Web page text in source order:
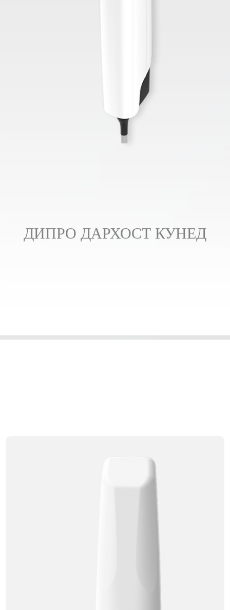
ДИПРО ДАРХОСТ КУНЕД